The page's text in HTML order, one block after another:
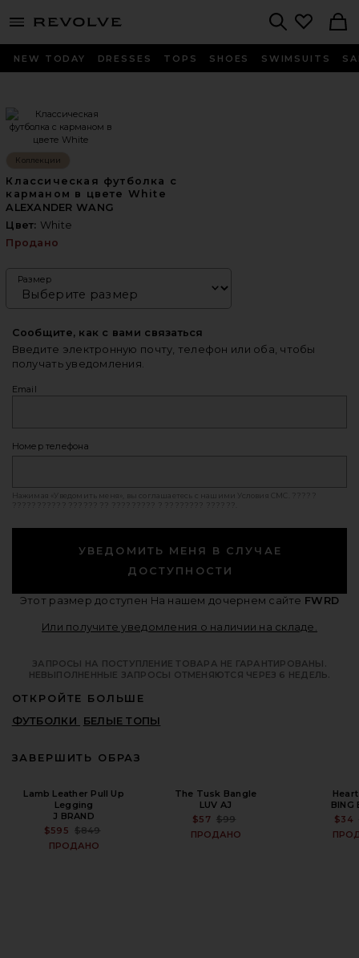
menu - shows more content
NEW TODAY DRESSES TOPS SHOES SWIMSUITS
Коллекции
Классическая футболка с
карманом в цвете White
ALEXANDER WANG
Цвет: White
Продано
Размер
Сообщите, как с вами связаться
Введите электронную почту, телефон или оба, чтобы
получать уведомления.
Email
Номер телефона
Нажимая «Уведомить меня», вы соглашаетесь с нашими Условия СМС
УВЕДОМИТЬ МЕНЯ В СЛУЧАЕ
ДОСТУПНОСТИ
Этот размер доступен На нашем дочернем сайте FWRD
Или получите уведомления о наличии на складе.
ЗАПРОСЫ НА ПОСТУПЛЕНИЕ ТОВАРА НЕ ГАРАНТИРОВАНЫ.
НЕВЫПОЛНЕННЫЕ ЗАПРОСЫ ОТМЕНЯЮТСЯ ЧЕРЕЗ 6 НЕДЕЛЬ.
ОТКРОЙТЕ БОЛЬШЕ
ФУТБОЛКИ
БЕЛЫЕ ТОПЫ
ЗАВЕРШИТЬ ОБРАЗ
Lamb Leather Pull Up
Legging
J BRAND
$595 PREVIOUS PRICE:
$849
ПРОДАНО
The Tusk Bangle
LUV AJ
$57 PREVIOUS PRICE:
$99
ПРОДАНО
BING
$34